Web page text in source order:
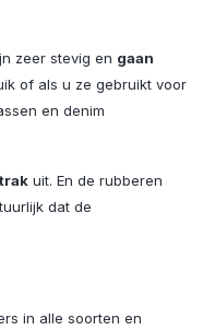
zeer stevig en gaan
of als u ze gebruikt voor
en denim
uit. En de rubberen
dat de
in alle soorten en